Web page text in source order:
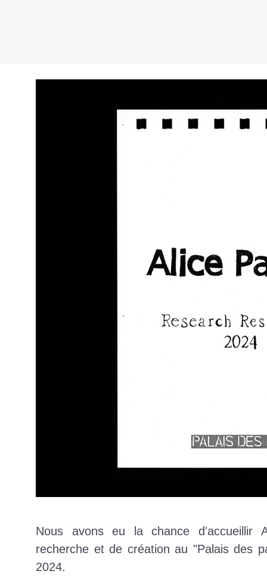
Nous avons eu la chance d'accueillir
recherche et de création au "Palais des
2024.